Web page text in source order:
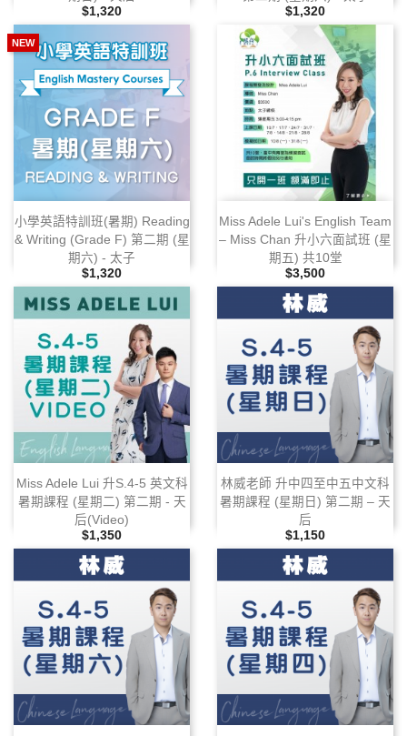
售價
$1,320
售價
$1,320
小學英語特訓班(暑期) Reading
& Writing (Grade F) 第二期 (星
期六) ‑ 太子
售價
$1,320
NEW
Miss Adele Lui's English Team
– Miss Chan 升小六面試班 (星
期五) 共10堂
售價
$3,500
Miss Adele Lui 升S.4‑5 英文科
暑期課程 (星期二) 第二期 ‑ 天
后(Video)
售價
$1,350
林威老師 升中四至中五中文科
暑期課程 (星期日) 第二期 – 天
后
售價
$1,150